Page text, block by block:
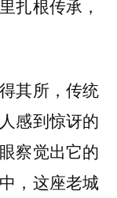
扎根传承，
其所，传统
感到惊讶的
察觉出它的
，这座老城